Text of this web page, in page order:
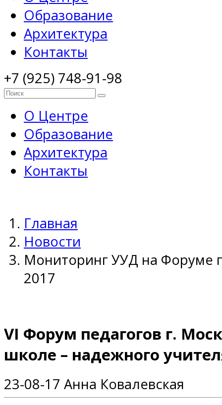
Образование
Архитектура
Контакты
+7 (925) 748-91-98
О Центре
Образование
Архитектура
Контакты
Главная
Новости
Мониторинг УУД на Форуме
2017
VI Форум педагогов г.
школе – надежного
23-08-17 Анна Ковалевская